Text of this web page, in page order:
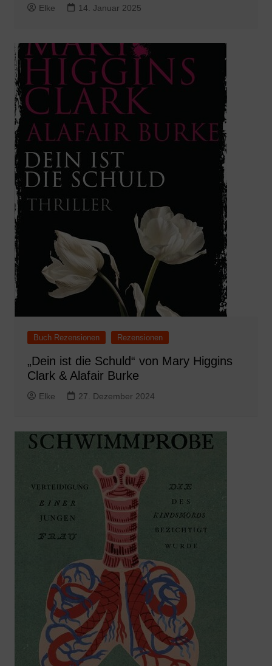
Elke 14. Januar 2025
Buch Rezensionen Rezensionen
„Dein ist die Schuld“ von Mary Higgins
Clark & Alafair Burke
Elke 27. Dezember 2024